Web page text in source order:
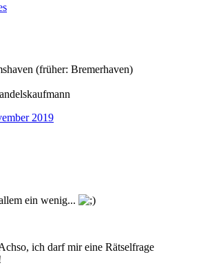
(früher: Bremerhaven)
2019
ein wenig...
ich darf mir eine Rätselfrage